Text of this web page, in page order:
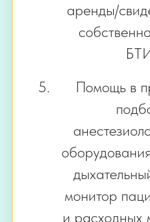
аренды/
Помощь в
монитор
и расходных